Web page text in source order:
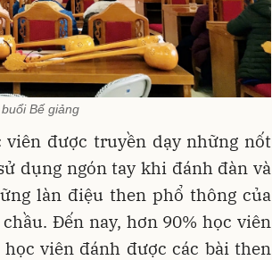
Bế giảng
được truyền dạy những nốt
dụng ngón tay khi đánh đàn và
làn điệu then phổ thông của
Đến nay, hơn 90% học viên
viên đánh được các bài then